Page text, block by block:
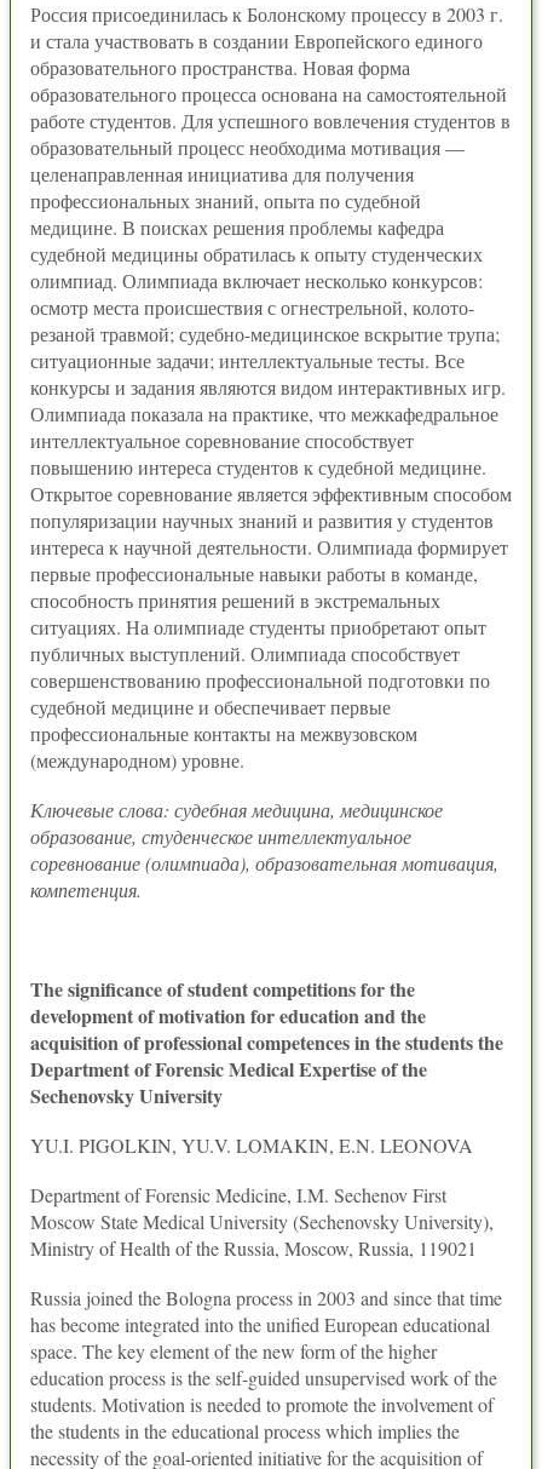
Россия присоединилась к Болонскому процессу в 2003 г.
и стала участвовать в создании Европейского единого
образовательного пространства. Новая форма
образовательного процесса основана на самостоятельной
работе студентов. Для успешного вовлечения студентов в
образовательный процесс необходима мотивация —
целенаправленная инициатива для получения
профессиональных знаний, опыта по судебной
медицине. В поисках решения проблемы кафедра
судебной медицины обратилась к опыту студенческих
олимпиад. Олимпиада включает несколько конкурсов:
осмотр места происшествия с огнестрельной, колото-
резаной травмой; судебно-медицинское вскрытие трупа;
ситуационные задачи; интеллектуальные тесты. Все
конкурсы и задания являются видом интерактивных игр.
Олимпиада показала на практике, что межкафедральное
интеллектуальное соревнование способствует
повышению интереса студентов к судебной медицине.
Открытое соревнование является эффективным способом
популяризации научных знаний и развития у студентов
интереса к научной деятельности. Олимпиада формирует
первые профессиональные навыки работы в команде,
способность принятия решений в экстремальных
ситуациях. На олимпиаде студенты приобретают опыт
публичных выступлений. Олимпиада способствует
совершенствованию профессиональной подготовки по
судебной медицине и обеспечивает первые
профессиональные контакты на межвузовском
(международном) уровне.
Ключевые слова: судебная медицина, медицинское
образование, студенческое интеллектуальное
соревнование (олимпиада), образовательная мотивация,
компетенция.
The significance of student competitions for the
development of motivation for education and the
acquisition of professional competences in the students the
Department of Forensic Medical Expertise of the
Sechenovsky University
YU.I. PIGOLKIN, YU.V. LOMAKIN, E.N. LEONOVA
Department of Forensic Medicine, I.M. Sechenov First
Moscow State Medical University (Sechenovsky University),
Ministry of Health of the Russia, Moscow, Russia, 119021
Russia joined the Bologna process in 2003 and since that time
has become integrated into the unified European educational
space. The key element of the new form of the higher
education process is the self-guided unsupervised work of the
students. Motivation is needed to promote the involvement of
the students in the educational process which implies the
necessity of the goal-oriented initiative for the acquisition of